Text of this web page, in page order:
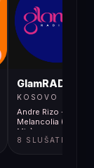
GlamRADIO
KOSOVO
Andre Rizo -
Melancolia (Original
Mix)
8 SLUŠATELJA